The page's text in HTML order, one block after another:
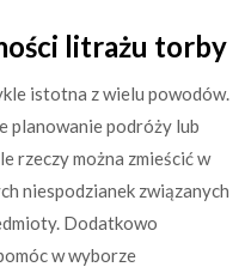
litrażu torby
istotna z wielu powodów.
planowanie podróży lub
rzeczy można zmieścić w
niespodzianek związanych
Dodatkowo
w wyborze